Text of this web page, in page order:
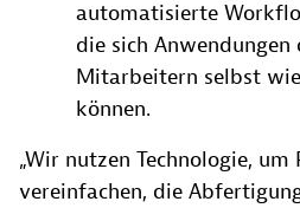
automatisierte
die sich
Mitarbeitern selbst
können.
„Wir nutzen Technologie, um
vereinfachen, die